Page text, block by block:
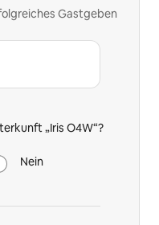
Gastgeben
„Iris O4W“?
Nein